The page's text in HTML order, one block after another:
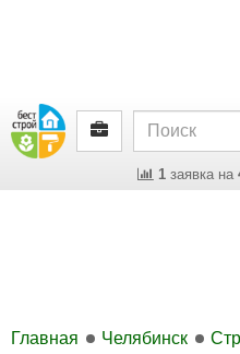
1заявка на
Главная Челябинск